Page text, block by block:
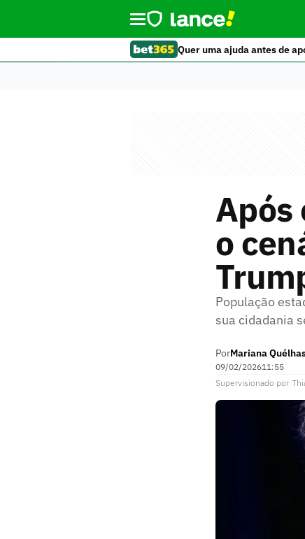
Quer uma ajuda antes de
o
População
sua cidadania
PorMariana
09/02/202611:55
Supervisionado por